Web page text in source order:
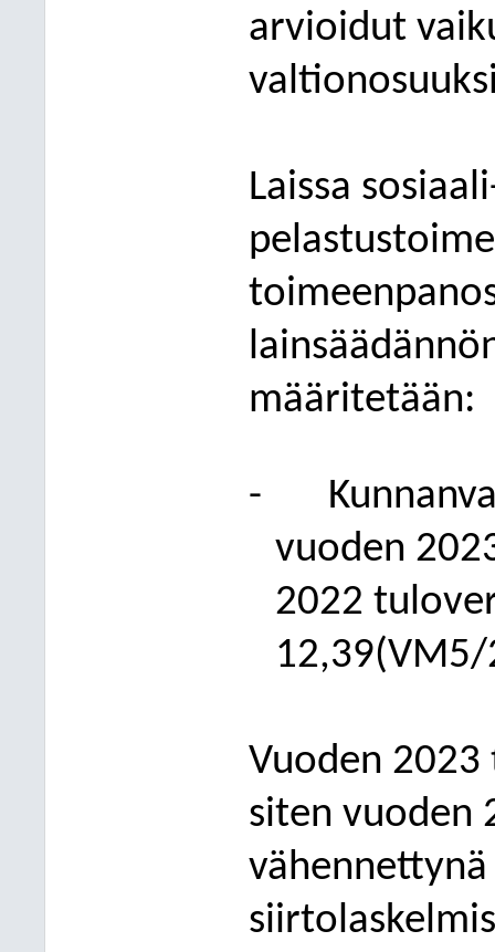
arvioidut
Laissa
lainsää
määritetään:
-
vuoden
2022
Vuoden
siten vuoden
siirtolaskelmi